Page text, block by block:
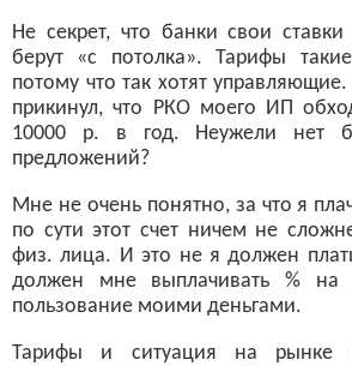
Не секрет, что банки свои
берут «с потолка». Тарифы
потому что так хотят
прикинул, что РКО моего ИП
10000 р. в год. Неужели нет
предложений?
Мне не очень понятно, за что я
по сути этот счет ничем не
физ. лица. И это не я должен
должен мне выплачивать % на
пользование моими деньгами.
Тарифы и ситуация на рынке